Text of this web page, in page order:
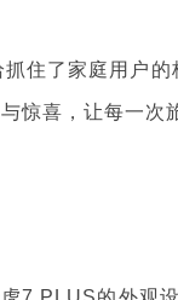
了家庭用户的
惊喜，让每一次